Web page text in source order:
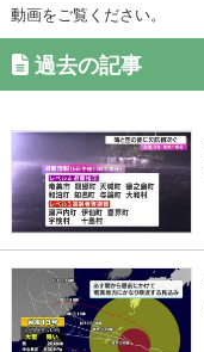
動画をご覧ください。
過去の記事